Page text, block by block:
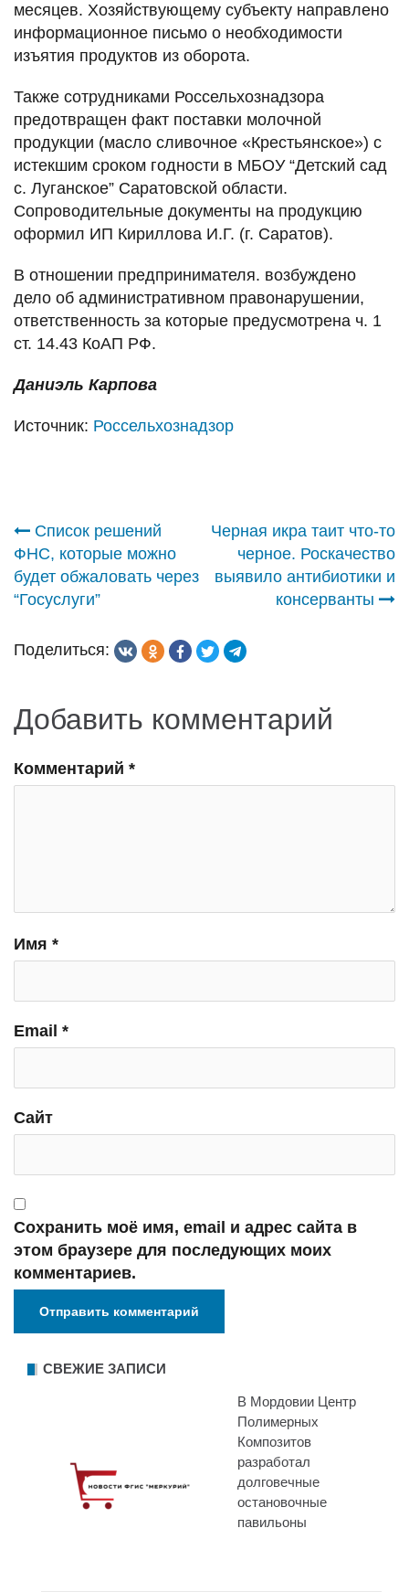
месяцев. Хозяйствующему субъекту направлено
информационное письмо о необходимости
изъятия продуктов из оборота.
Также сотрудниками Россельхознадзора
предотвращен факт поставки молочной
продукции (масло сливочное «Крестьянское») с
истекшим сроком годности в МБОУ “Детский сад
с. Луганское” Саратовской области.
Сопроводительные документы на продукцию
оформил ИП Кириллова И.Г. (г. Саратов).
В отношении предпринимателя. возбуждено
дело об административном правонарушении,
ответственность за которые предусмотрена ч. 1
ст. 14.43 КоАП РФ.
Даниэль Карпова
Источник: Россельхознадзор
Навигация
по
Список решений
ФНС, которые можно
будет обжаловать через
“Госуслуги”
Черная икра таит что-то
черное. Роскачество
выявило антибиотики и
консерванты
Поделиться:
Добавить комментарий
Комментарий *
Имя *
Email *
Сайт
Сохранить моё имя, email и адрес сайта в
этом браузере для последующих моих
комментариев.
СВЕЖИЕ ЗАПИСИ
В Мордовии Центр
Полимерных
Композитов
разработал
долговечные
остановочные
павильоны